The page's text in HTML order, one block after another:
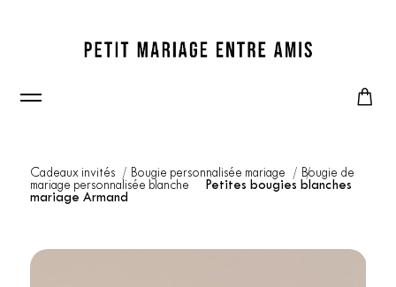
Cadeaux invités Bougie personnalisée mariage
Bougie de
mariage personnalisée blanche
Petites bougies blanches
mariage Armand